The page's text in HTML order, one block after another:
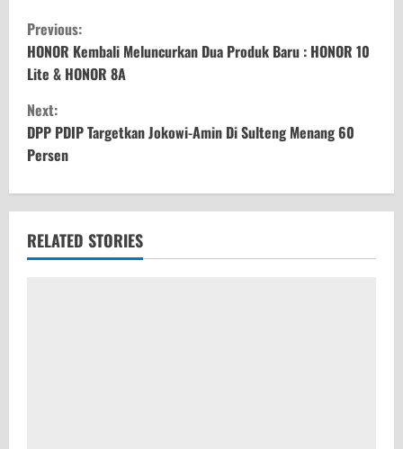
C
o
n
t
i
n
u
Previous:
HONOR Kembali Meluncurkan Dua Produk Baru : HONOR 10
Lite & HONOR 8A
Next:
DPP PDIP Targetkan Jokowi-Amin Di Sulteng Menang 60
Persen
RELATED STORIES